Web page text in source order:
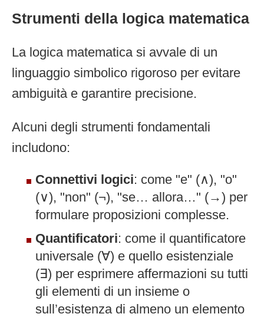
Strumenti della logica matematica
La logica matematica si avvale di un
linguaggio simbolico rigoroso per evitare
ambiguità e garantire precisione.
Alcuni degli strumenti fondamentali
includono:
Connettivi logici: come "e" (∧), "o"
(∨), "non" (¬), "se… allora…" (→) per
formulare proposizioni complesse.
Quantificatori: come il quantificatore
universale (∀) e quello esistenziale
(∃) per esprimere affermazioni su tutti
gli elementi di un insieme o
sull’esistenza di almeno un elemento